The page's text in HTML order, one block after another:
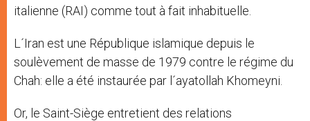
italienne (RAI) comme tout à fait inhabituelle.
L´Iran est une République islamique depuis le
soulèvement de masse de 1979 contre le régime du
Chah: elle a été instaurée par l´ayatollah Khomeyni.
Or, le Saint-Siège entretient des relations